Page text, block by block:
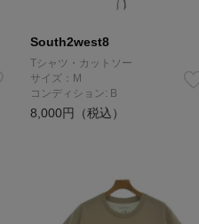
South2west8
Tシャツ・カットソー
サイズ：M
コンディション: B
8,000円（税込）